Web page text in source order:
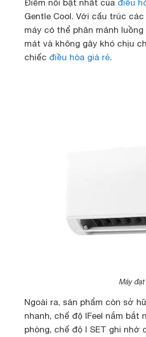
Điểm nổi bật nhất của điều
Gentle Cool. Với cấu trúc
máy có thể phân mảnh
mát và không gây khó chịu
chiếc điều hòa giá rẻ.
Máy
Ngoài ra, sản phẩm còn sở
nhanh, chế độ IFeel nắm
phòng, chế độ I SET ghi